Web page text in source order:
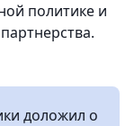
политике и
доложил о